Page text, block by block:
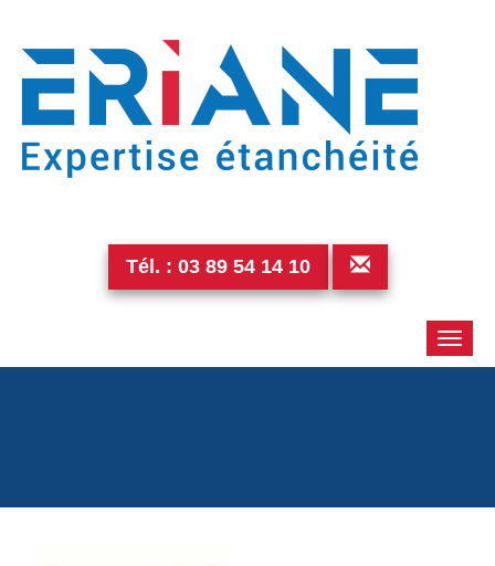
Tél. : 03 89 54 14 10
Toggle